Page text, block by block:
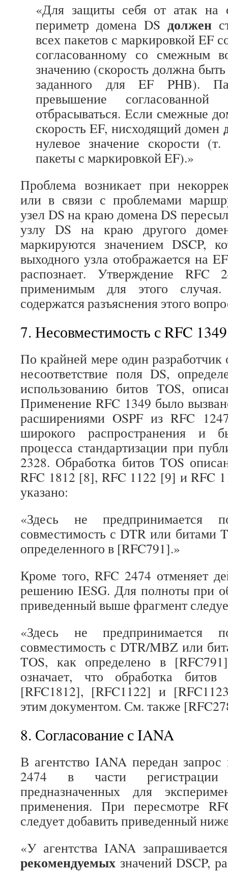
«Для защиты себя от атак на
периметр домена DS должен
всех пакетов с маркировкой EF
согласованному со смежным
значению (скорость должна
заданного для EF PHB).
превышение
отбрасываться. Если смежные
скорость EF, нисходящий домен
нулевое значение скорости
пакеты с маркировкой EF).»
Проблема возникает при
или в связи с проблемами
узел DS на краю домена DS
узлу DS на краю другого
маркируются значением DSCP,
выходного узла отображается на
распознает. Утверждение RFC
применимым для этого
содержатся разъяснения этого
7. Несовместимость с RFC 1349
По крайней мере один разработчик
несоответствие поля DS,
использованию битов TOS,
Применение RFC 1349 было
расширениями OSPF из RFC
широкого распространения и
процесса стандартизации при
2328. Обработка битов TOS
RFC 1812 [8], RFC 1122 [9] и RFC
указано:
«Здесь не предпринимается
совместимость с DTR или битами
определенного в [RFC791].»
Кроме того, RFC 2474 отменяет
решению IESG. Для полноты при
приведенный выше фрагмент
«Здесь не предпринимается
совместимость с DTR/MBZ или
TOS, как определено в
означает, что обработка
[RFC1812], [RFC1122] и
этим документом. См. также
8. Согласование с IANA
В агентство IANA передан запрос
2474 в части регистрации
предназначенных для
применения. При пересмотре
следует добавить приведенный
«У агентства IANA
рекомендуемых значений DSCP,